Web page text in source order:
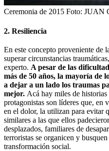
Ceremonia de 2015 Foto: JUAN
2. Resiliencia
En este concepto proveniente de
superar circunstancias
experto. A pesar de las
más de 50 años, la mayoría de
a dejar a un lado los traumas
mejor. Acá hay miles de
protagonistas son líderes que, en
en el dolor, la utilizan para evitar
similares a las que ellos
desplazados, familiares de
terroristas se organicen y
transformación social.